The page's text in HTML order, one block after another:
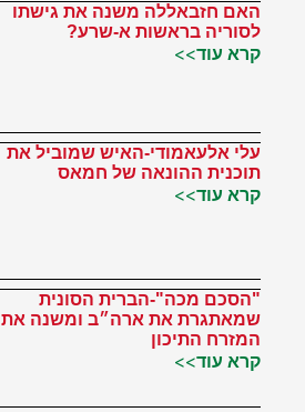
האם חזבאללה משנה את גישתו
לסוריה בראשות א-שרע?
קרא עוד>>
עלי אלעאמודי-האיש שמוביל את
תוכנית ההונאה של חמאס
קרא עוד>>
"הסכם מכה"-הברית הסונית
שמאתגרת את ארה״ב ומשנה את
המזרח התיכון
קרא עוד>>